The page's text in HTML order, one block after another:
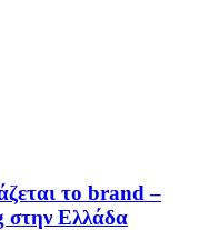
το brand –
στην Ελλάδα